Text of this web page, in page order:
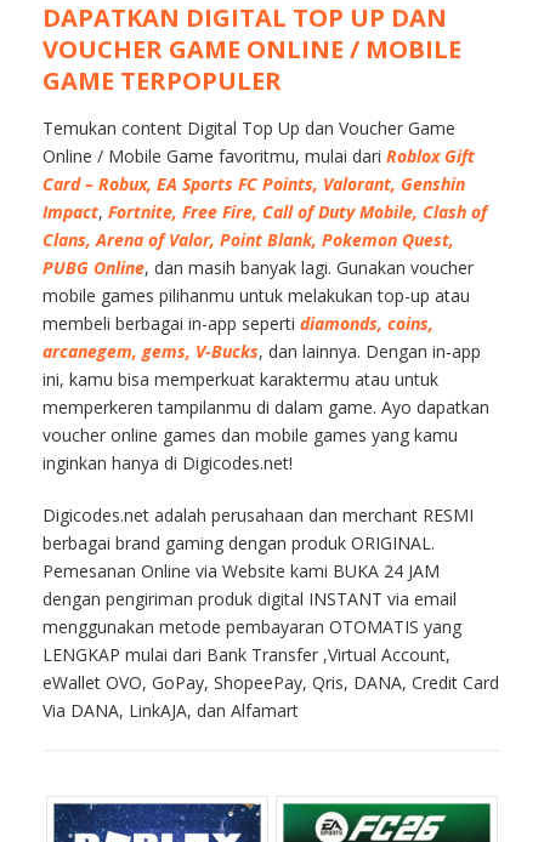
DAPATKAN DIGITAL TOP UP DAN
VOUCHER GAME ONLINE / MOBILE
GAME TERPOPULER
Temukan content Digital Top Up dan Voucher Game
Online / Mobile Game favoritmu, mulai dari Roblox Gift
Card – Robux, EA Sports FC Points, Valorant, Genshin
Impact, Fortnite, Free Fire, Call of Duty Mobile, Clash of
Clans, Arena of Valor, Point Blank, Pokemon Quest,
PUBG Online, dan masih banyak lagi. Gunakan voucher
mobile games pilihanmu untuk melakukan top-up atau
membeli berbagai in-app seperti diamonds, coins,
arcanegem, gems, V-Bucks, dan lainnya. Dengan in-app
ini, kamu bisa memperkuat karaktermu atau untuk
memperkeren tampilanmu di dalam game. Ayo dapatkan
voucher online games dan mobile games yang kamu
inginkan hanya di Digicodes.net!
Digicodes.net adalah perusahaan dan merchant RESMI
berbagai brand gaming dengan produk ORIGINAL.
Pemesanan Online via Website kami BUKA 24 JAM
dengan pengiriman produk digital INSTANT via email
menggunakan metode pembayaran OTOMATIS yang
LENGKAP mulai dari Bank Transfer ,Virtual Account,
eWallet OVO, GoPay, ShopeePay, Qris, DANA, Credit Card
Via DANA, LinkAJA, dan Alfamart